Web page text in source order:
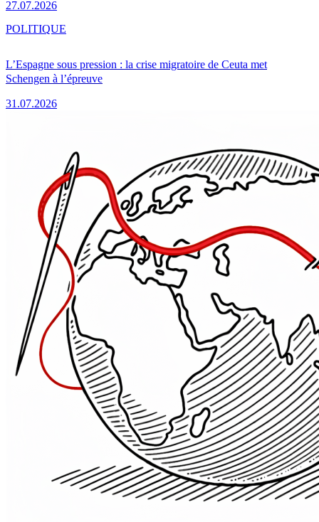
27.07.2026
L’Espagne sous pression : la crise migratoire de Ceuta met
Schengen à l’épreuve
31.07.2026
POLITIQUE